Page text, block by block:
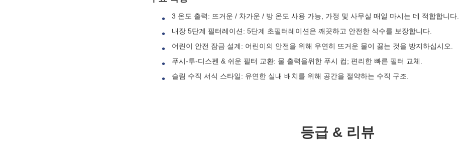
3 온도 출력: 뜨거운 / 차가운 / 방 온도 사용 가능, 가정 및 사무실 매일 마시는 데 적합합니다.
내장 5단계 필터레이션: 5단계 초필터레이션은 깨끗하고 안전한 식수를 보장합니다.
어린이 안전 잠금 설계: 어린이의 안전을 위해 우연히 뜨거운 물이 끓는 것을 방지하십시오.
푸시-투-디스펜 & 쉬운 필터 교환: 물 출력을위한 푸시 컵; 편리한 빠른 필터 교체.
슬림 수직 서식 스타일: 유연한 실내 배치를 위해 공간을 절약하는 수직 구조.
등급 & 리뷰